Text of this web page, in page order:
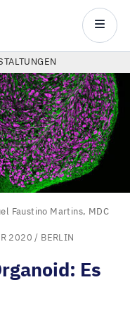
Main
Faustino Martins, MDC
2020 / BERLIN
Es